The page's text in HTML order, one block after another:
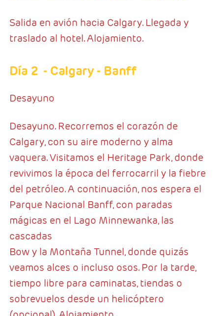
Salida en avión hacia Calgary. Llegada y
traslado al hotel. Alojamiento.
Día 2 - Calgary - Banff
Desayuno
Desayuno. Recorremos el corazón de
Calgary, con su aire moderno y alma
vaquera. Visitamos el Heritage Park, donde
revivimos la época del ferrocarril y la fiebre
del petróleo. A continuación, nos espera el
Parque Nacional Banff, con paradas
mágicas en el Lago Minnewanka, las
cascadas
Bow y la Montaña Tunnel, donde quizás
veamos alces o incluso osos. Por la tarde,
tiempo libre para caminatas, tiendas o
sobrevuelos desde un helicóptero